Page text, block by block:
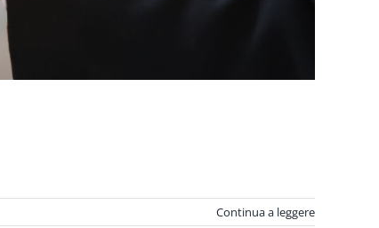
Continua a leggere